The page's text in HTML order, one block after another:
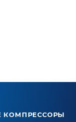
КОМПРЕССОРЫ